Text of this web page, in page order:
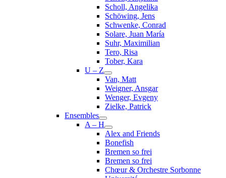
Scholl, Angelika
Schöwing, Jens
Schwenke, Conrad
Solare, Juan María
Suhr, Maximilian
Tero, Risa
Tober, Kara
U – Z
Van, Matt
Weigner, Ansgar
Wenger, Evgeny
Zielke, Patrick
Ensembles
A – H
Alex and Friends
Bonefish
Bremen so frei
Bremen so frei
Chœur & Orchestre Sorbonne